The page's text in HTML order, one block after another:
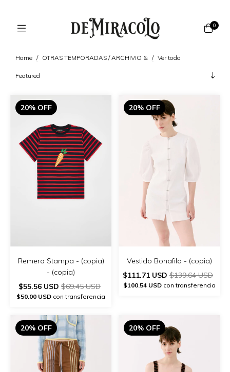
0
Home / OTRAS TEMPORADAS / ARCHIVIO & / Ver todo
20% OFF
Remera Stampa - (copia)
- (copia)
$55.56 USD $69.45 USD
$50.00 USD con transferencia
20% OFF
Vestido Bonafila - (copia)
$111.71 USD $139.64 USD
$100.54 USDcon transferencia
20% OFF 20% OFF